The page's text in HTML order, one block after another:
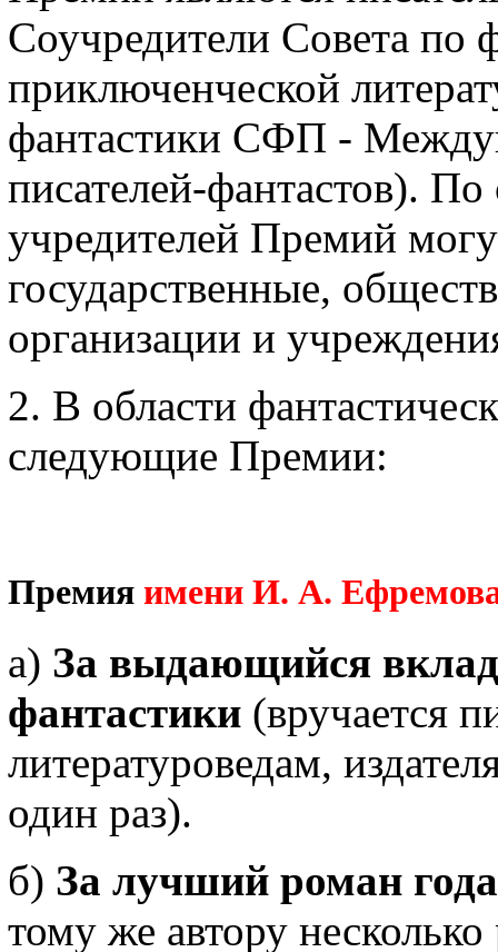
Соучредители Совета по
приключенческой
фантастики СФП -
писателей-фантастов).
учредителей Премий
государственные,
организации и
2. В области
следующие Премии:
Премия имени И. А.
а) За выдающийся вклад
фантастики (вручается
литературоведам,
один раз).
б) За лучший роман года
тому же автору несколько